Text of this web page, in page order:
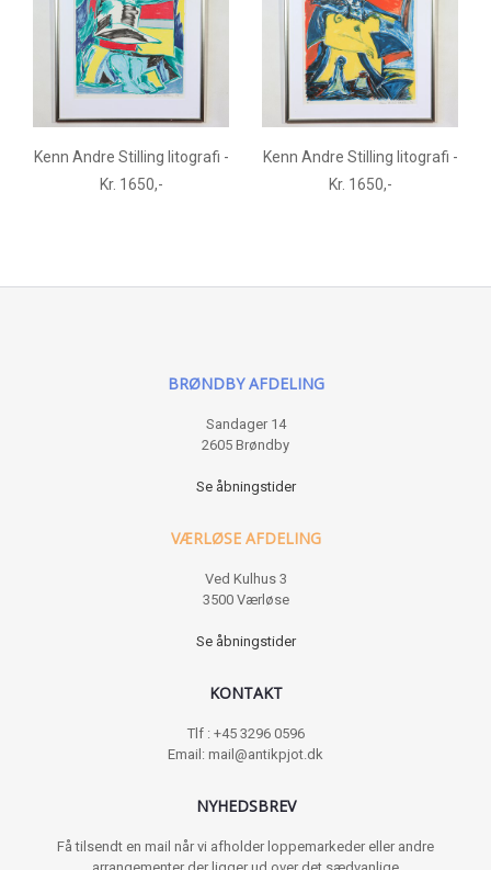
Kenn Andre Stilling litografi -
Kr. 1650,-
Kenn Andre Stilling litografi -
Kr. 1650,-
BRØNDBY AFDELING
Sandager 14
2605 Brøndby
Se åbningstider
VÆRLØSE AFDELING
Ved Kulhus 3
3500 Værløse
Se åbningstider
KONTAKT
Tlf : +45 3296 0596
Email: mail@antikpjot.dk
NYHEDSBREV
Få tilsendt en mail når vi afholder loppemarkeder eller andre